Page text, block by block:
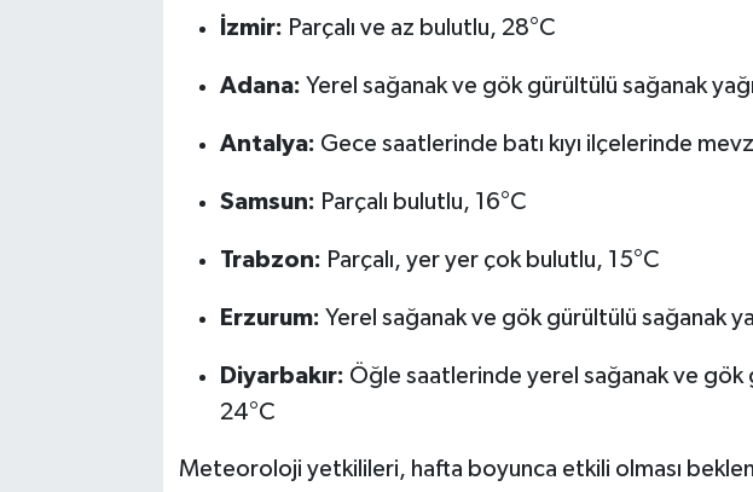
İzmir: Parçalı ve az bulutlu, 28°C
Adana: Yerel sağanak ve gök gürültülü sağanak
Antalya: Gece saatlerinde batı kıyı ilçelerinde
Samsun: Parçalı bulutlu, 16°C
Trabzon: Parçalı, yer yer çok bulutlu, 15°C
Erzurum: Yerel sağanak ve gök gürültülü sağanak
Diyarbakır: Öğle saatlerinde yerel sağanak ve gök
24°C
Meteoroloji yetkilileri, hafta boyunca etkili olması